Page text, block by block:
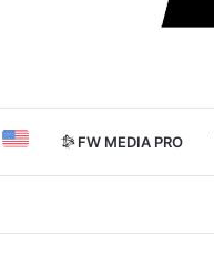
FW MEDIA PRO